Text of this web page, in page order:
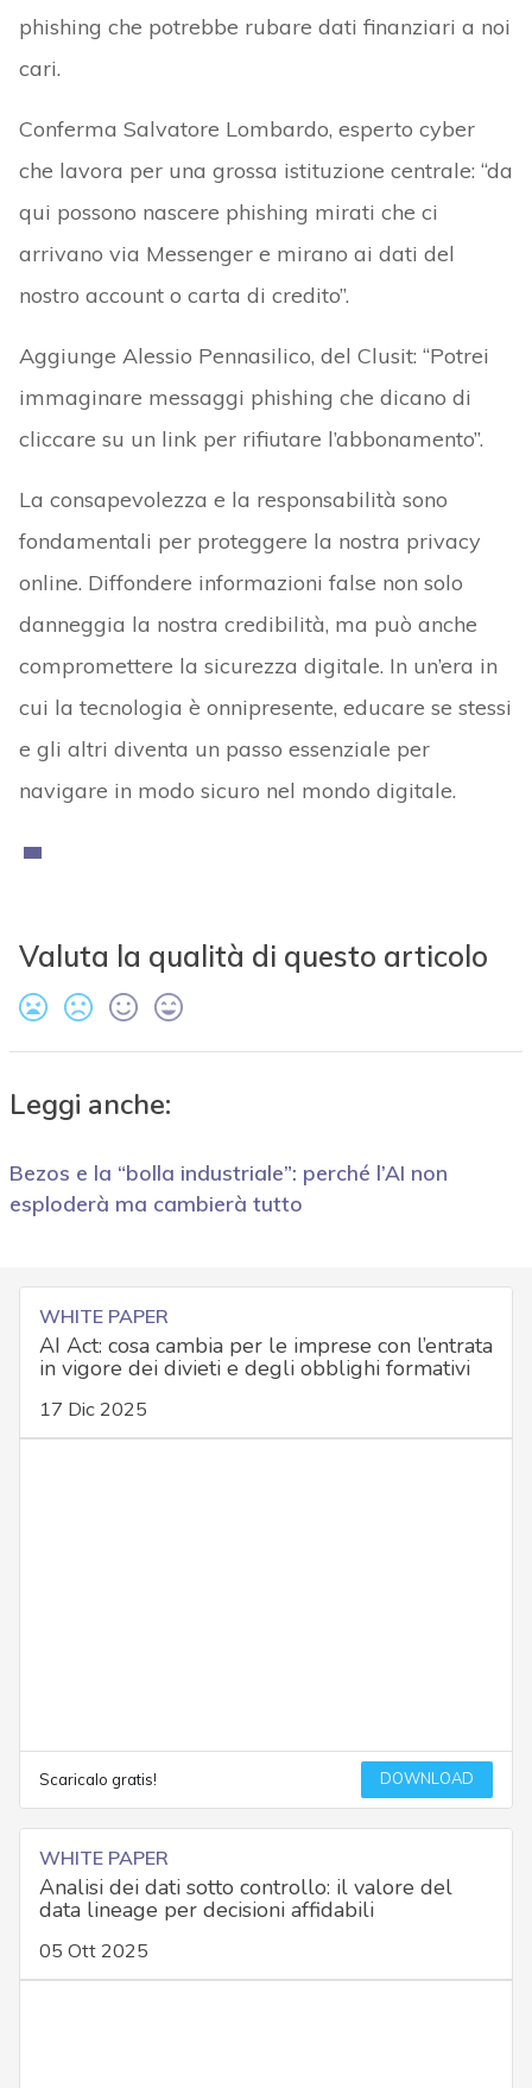
phishing che potrebbe rubare dati finanziari a noi
cari.
Conferma Salvatore Lombardo, esperto cyber
che lavora per una grossa istituzione centrale: “da
qui possono nascere phishing mirati che ci
arrivano via Messenger e mirano ai dati del
nostro account o carta di credito”.
Aggiunge Alessio Pennasilico, del Clusit: “Potrei
immaginare messaggi phishing che dicano di
cliccare su un link per rifiutare l’abbonamento”.
La consapevolezza e la responsabilità sono
fondamentali per proteggere la nostra privacy
online. Diffondere informazioni false non solo
danneggia la nostra credibilità, ma può anche
compromettere la sicurezza digitale. In un’era in
cui la tecnologia è onnipresente, educare se stessi
e gli altri diventa un passo essenziale per
navigare in modo sicuro nel mondo digitale.
Valuta la qualità di questo articolo
Leggi anche:
Bezos e la “bolla industriale”: perché l’AI non
esploderà ma cambierà tutto
WHITE PAPER
AI Act: cosa cambia per le imprese con l’entrata
in vigore dei divieti e degli obblighi formativi
17 Dic 2025
Scaricalo gratis! DOWNLOAD
WHITE PAPER
Analisi dei dati sotto controllo: il valore del
data lineage per decisioni affidabili
05 Ott 2025